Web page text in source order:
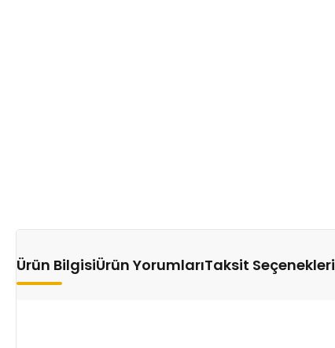
Ürün BilgisiÜrün YorumlarıTaksit Seçenekleri